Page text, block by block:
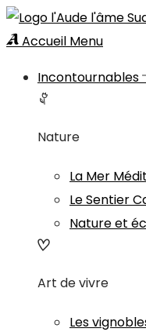
Accueil Menu
Incontournables
Nature
La Mer
Le Sentier
Nature et
Art de vivre
Les